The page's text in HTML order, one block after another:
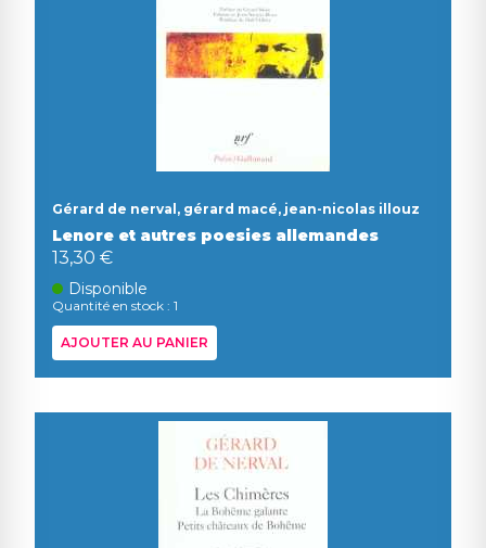
Gérard de nerval, gérard macé, jean-nicolas illouz
Lenore et autres poesies allemandes
13,30 €
Disponible
Quantité en stock : 1
AJOUTER AU PANIER